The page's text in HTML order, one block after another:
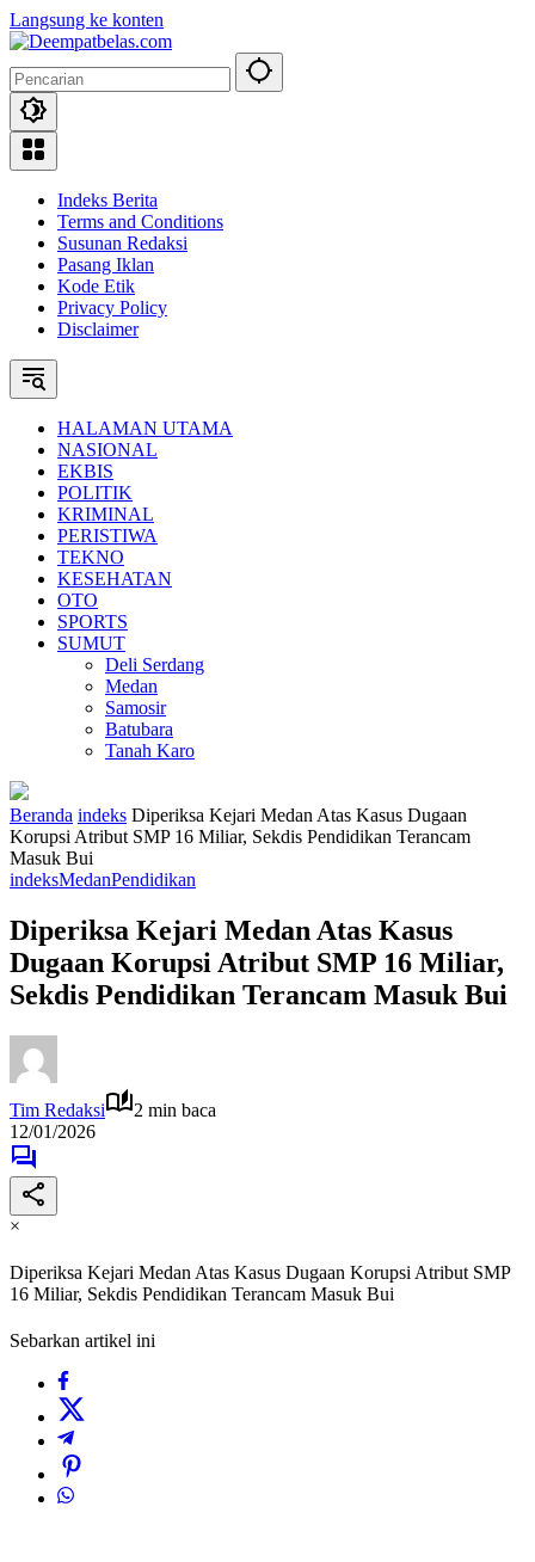
Langsung ke konten
Indeks Berita
Terms and Conditions
Susunan Redaksi
Pasang Iklan
Kode Etik
Privacy Policy
Disclaimer
HALAMAN UTAMA
NASIONAL
EKBIS
POLITIK
KRIMINAL
PERISTIWA
TEKNO
KESEHATAN
OTO
SPORTS
SUMUT
Deli Serdang
Medan
Samosir
Batubara
Tanah Karo
Beranda indeks Diperiksa Kejari Medan Atas Kasus Dugaan
Korupsi Atribut SMP 16 Miliar, Sekdis Pendidikan Terancam
Masuk Bui
indeksMedanPendidikan
Diperiksa Kejari Medan Atas Kasus
Dugaan Korupsi Atribut SMP 16 Miliar,
Sekdis Pendidikan Terancam Masuk Bui
Tim Redaksi
2 min baca
12/01/2026
×
Diperiksa Kejari Medan Atas Kasus Dugaan Korupsi Atribut SMP
16 Miliar, Sekdis Pendidikan Terancam Masuk Bui
Sebarkan artikel ini